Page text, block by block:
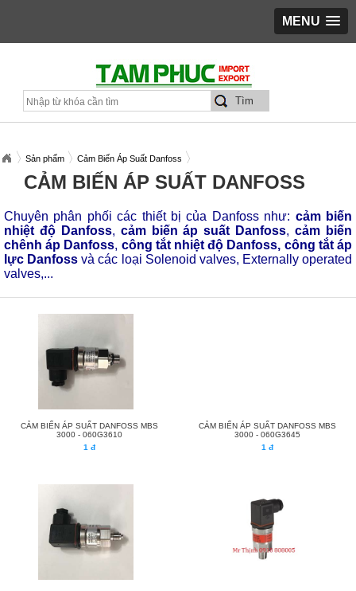
MENU
Sản phẩm Cảm Biến Áp Suất Danfoss
CẢM BIẾN ÁP SUẤT DANFOSS
Chuyên phân phối các thiết bị của Danfoss như: cảm biến
nhiệt độ Danfoss, cảm biến áp suất Danfoss,cảm biến
chênh áp Danfoss, công tắt nhiệt độ Danfoss, công tắt áp
lực Danfoss và các loại Solenoid valves, Externally operated
valves,...
CẢM BIẾN ÁP SUẤT DANFOSS MBS
3000 - 060G3610
1 đ
CẢM BIẾN ÁP SUẤT DANFOSS MBS
3000 - 060G3645
1 đ